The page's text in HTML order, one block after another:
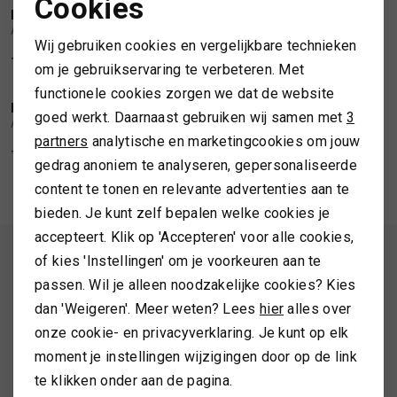
SPORTKLEDING
TASSEN
TOPS EN SHIRTS
TRUIEN
/2
NOTERMAN
139,99 199,99 199,99
/2
NOTERMAN
Atelier Noterman Regular jeans
199,99
1 /2
NOTERMAN
ALTIJD ALS EERSTE OP DE HOOGTE ZIJN?
Schrijf je in en ontvang 10% korting op je 1e bestelling
AANMELDEN
Noodzakelijke cookies
Analytische cookies
Marketing cookies
Cookies
Wij gebruiken cookies en vergelijkbare technieken
om je gebruikservaring te verbeteren. Met
functionele cookies zorgen we dat de website
goed werkt. Daarnaast gebruiken wij samen met 3
partners analytische en marketingcookies om jouw
gedrag anoniem te analyseren, gepersonaliseerde
content te tonen en relevante advertenties aan te
bieden. Je kunt zelf bepalen welke cookies je
accepteert. Klik op 'Accepteren' voor alle cookies,
of kies 'Instellingen' om je voorkeuren aan te
passen. Wil je alleen noodzakelijke cookies? Kies
dan 'Weigeren'. Meer weten? Lees hier alles over
onze cookie- en privacyverklaring. Je kunt op elk
moment je instellingen wijzigingen door op de link
te klikken onder aan de pagina.